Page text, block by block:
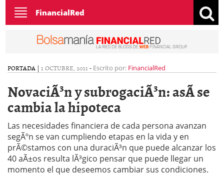
Toggle
navigation
FinancialRed
PORTADA | 1 OCTUBRE, 2011 - Escrito por: FinancialRed
NovaciÃ³n y subrogaciÃ³n: asÃ­ se
cambia la hipoteca
Las necesidades financiera de cada persona avanzan
segÃºn se van cumpliendo etapas en la vida y en
prÃ©stamos con una duraciÃ³n que puede alcanzar los
40 aÃ±os resulta lÃ³gico pensar que puede llegar un
momento el que deseemos cambiar sus condiciones.